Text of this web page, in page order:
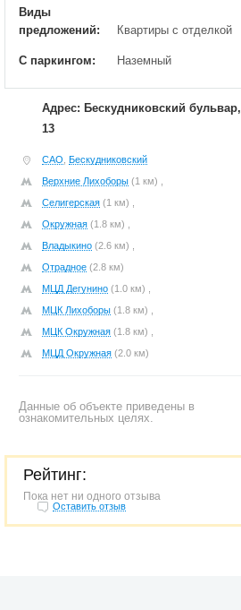
Виды
предложений:
Квартиры с отделкой
С паркингом: Наземный
Адрес: Бескудниковский бульвар,
13
САО Бескудниковский
Верхние Лихоборы (1 км) ,
Селигерская (1 км) ,
Окружная (1.8 км) ,
Владыкино (2.6 км) ,
Отрадное (2.8 км)
МЦД Дегунино (1.0 км) ,
МЦК Лихоборы (1.8 км) ,
МЦК Окружная (1.8 км) ,
МЦД Окружная (2.0 км)
Данные об объекте приведены в
ознакомительных целях.
Рейтинг:
Пока нет ни одного отзыва
Оставить отзыв